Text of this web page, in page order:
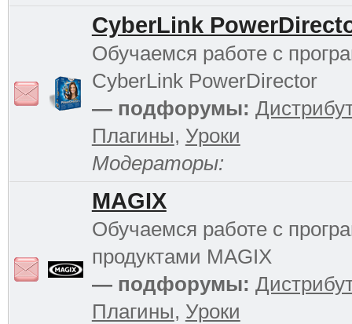
CyberLink
Обучаемся работе с
CyberLink PowerDirector
— подфорумы:
Плагины, Уроки
Модераторы:
MAGIX
Обучаемся работе с
продуктами MAGIX
— подфорумы:
Плагины, Уроки